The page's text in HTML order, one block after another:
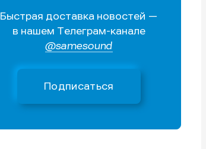
Быстрая доставка новостей —
в нашем Телеграм-канале
@samesound
Подписаться